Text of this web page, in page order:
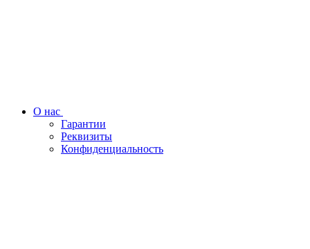
О нас
Гарантии
Реквизиты
Конфиденциальность